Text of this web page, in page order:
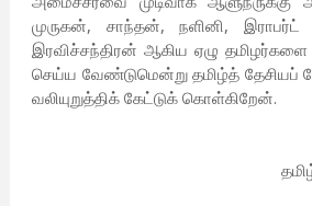
முருகன், சாந்தன், நளினி,
இரவிச்சந்திரன் ஆகிய ஏழு தமிழர்களை
செய்ய வேண்டுமென்று தமிழ்த் தேசியப்
வலியுறுத்திக் கேட்டுக் கொள்கிறேன்.